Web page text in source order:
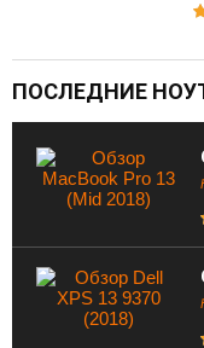
ПОСЛЕДНИЕ